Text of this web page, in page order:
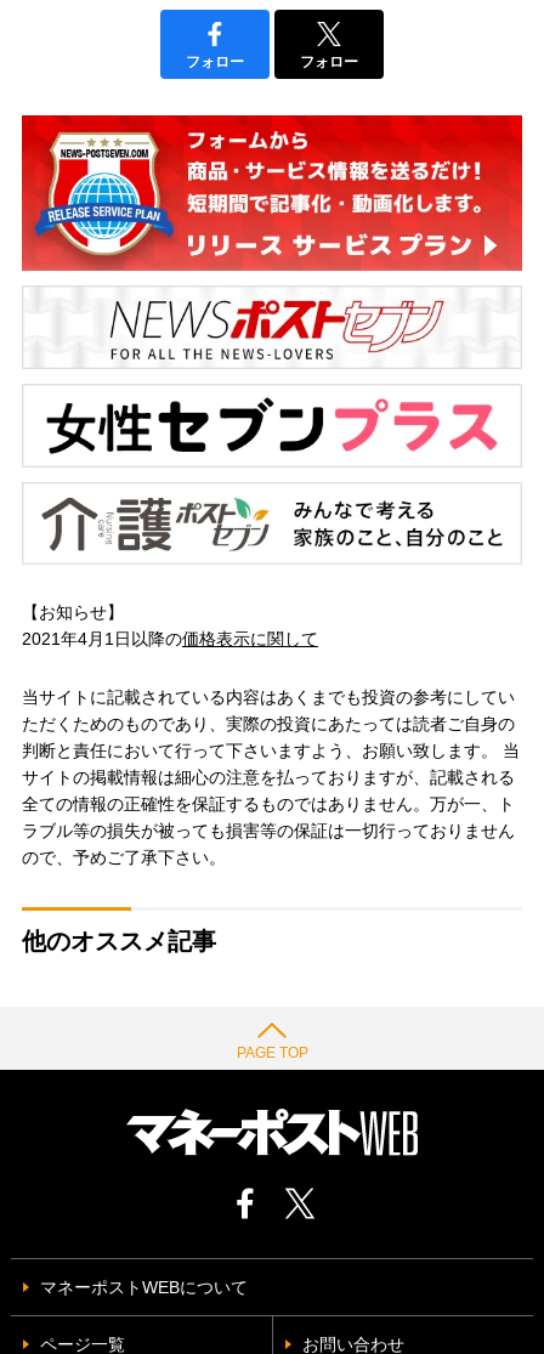
フォロー フォロー
【お知らせ】
2021年4月1日以降の価格表示に関して
当サイトに記載されている内容はあくまでも投資の参考にしてい
ただくためのものであり、実際の投資にあたっては読者ご自身の
判断と責任において行って下さいますよう、お願い致します。 当
サイトの掲載情報は細心の注意を払っておりますが、記載される
全ての情報の正確性を保証するものではありません。万が一、ト
ラブル等の損失が被っても損害等の保証は一切行っておりません
ので、予めご了承下さい。
他のオススメ記事
PAGE TOP
マネーポストWEBについて
ページ一覧 お問い合わせ